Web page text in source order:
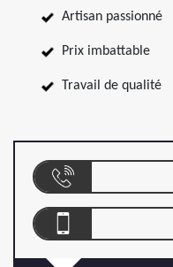
Artisan passionné
Prix imbattable
Travail de qualité